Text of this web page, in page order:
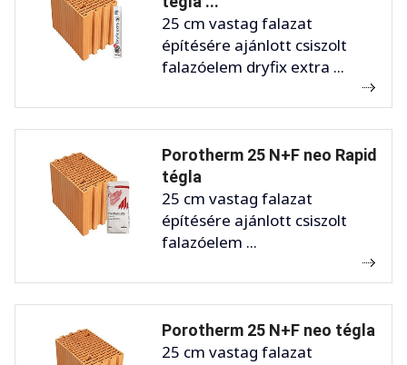
25 cm vastag falazat
építésére ajánlott csiszolt
falazóelem dryfix extra ...
Porotherm 25 N+F neo Rapid
tégla
25 cm vastag falazat
építésére ajánlott csiszolt
falazóelem ...
Porotherm 25 N+F neo tégla
25 cm vastag falazat